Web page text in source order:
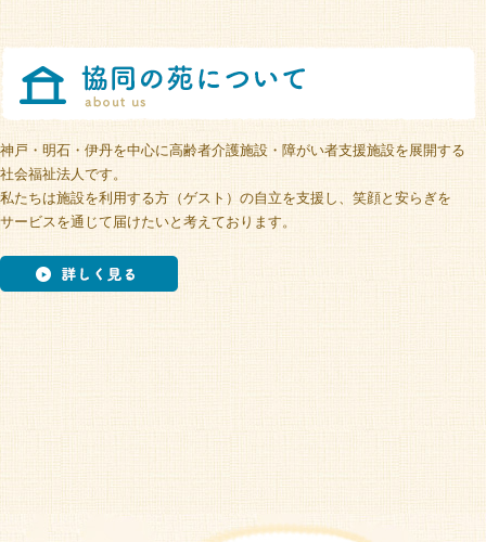
神戸・明石・伊丹を中心に高齢者介護施設・障がい者支援施設を展開する
社会福祉法人です。
私たちは施設を利用する方（ゲスト）の自立を支援し、笑顔と安らぎを
サービスを通じて届けたいと考えております。